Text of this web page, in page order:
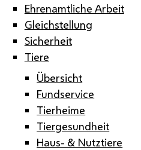
Ehrenamtliche Arbeit
Gleichstellung
Sicherheit
Tiere
Übersicht
Fundservice
Tierheime
Tiergesundheit
Haus- & Nutztiere